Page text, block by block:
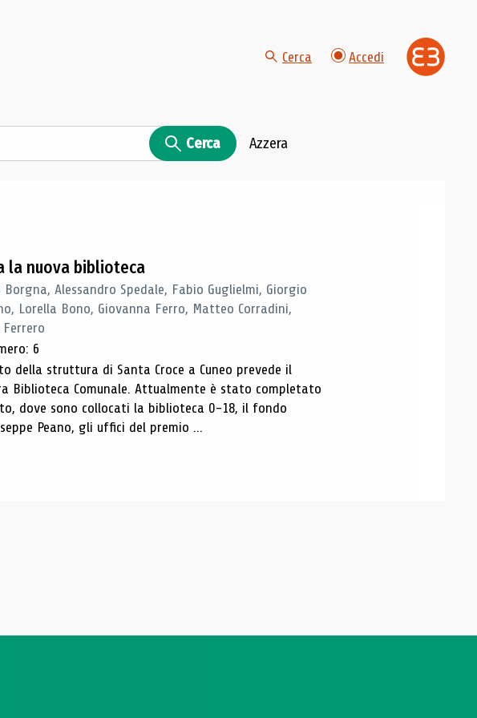
Cerca Accedi
Cerca Azzera
la nuova biblioteca
Alessandro Spedale, Fabio Guglielmi, Giorgio
Lorella Bono, Giovanna Ferro, Matteo Corradini,
6
della struttura di Santa Croce a Cuneo prevede il
Biblioteca Comunale. Attualmente è stato completato
dove sono collocati la biblioteca 0-18, il fondo
Peano, gli uffici del premio ...